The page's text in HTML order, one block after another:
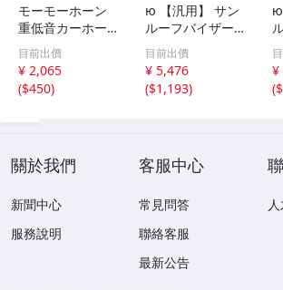
モーモーホーン
重低音カーホーン
ブルホーン ダン
プカー 汽笛のよ
うな重量級の迫
力！ステー付 レ
目前出價
¥ 2,065
($450)
ю 【汎用】 サン
ルーフバイザー
ダークスモーク [
Sサイズ ] 90×32.
5cm 取付金具付
き サンルーフ 後
目前出價
¥ 5,476
($1,193)
ю
L
¥
(
關於我們
新聞中心
服務說明
客服中心
常見問答
聯絡客服
最新公告